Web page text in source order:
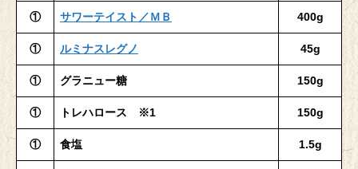
① サワーテイスト／ＭＢ 400g
① ルミナスレグノ 45g
① グラニュー糖 150g
① トレハロース ※1 150g
① 食塩 1.5g